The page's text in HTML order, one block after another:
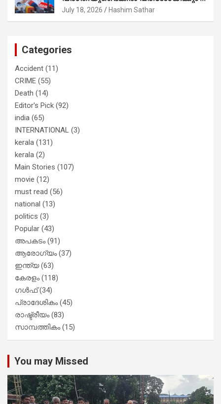
ഫോണ്‍ വിളിച്ചാല്‍ എടുക്കില്ല;
തിരഞ്ഞെടുപ്പിലെ ദുരനുഭവങ്ങള്‍
രമേശ് ചെന്നിത്തല
July 18, 2026 Hashim Sathar
Categories
Accident (11)
CRIME (55)
Death (14)
Editor's Pick (92)
india (65)
INTERNATIONAL (3)
kerala (131)
kerala (2)
Main Stories (107)
movie (12)
must read (56)
national (13)
politics (3)
Popular (43)
അപകടം(91)
ആരോഗ്യം(37)
ഇന്ത്യ(63)
കേരളം(118)
ഗൾഫ്(34)
പ്രാദേശികം(45)
രാഷ്ട്രീയം(83)
സാമ്പത്തികം(15)
You may Missed